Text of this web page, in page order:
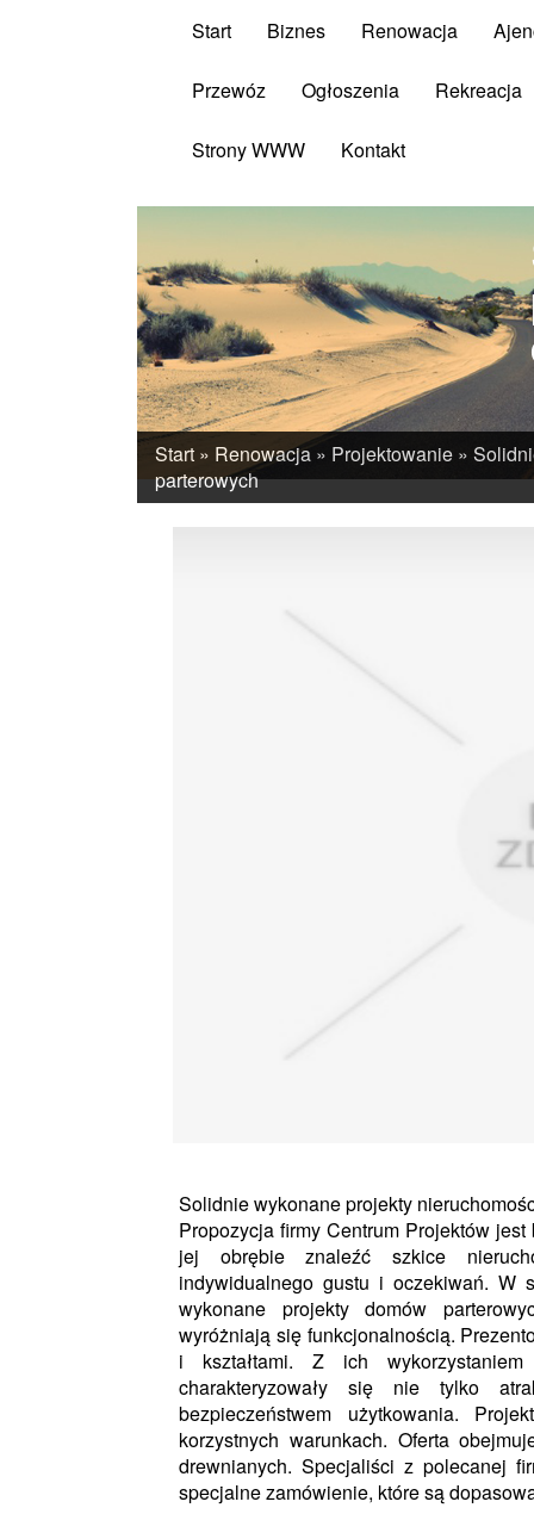
Start Biznes Renowacja
Przewóz Ogłoszenia Rekreacja
Strony WWW Kontakt
Start » Renowacja » Projektowanie »
parterowych
Solidnie wykonane projekty
Propozycja firmy Centrum Projektów
jej obrębie znaleźć szkice
indywidualnego gustu i oczekiwań. W
wykonane projekty domów
wyróżniają się funkcjonalnością.
i kształtami. Z ich
charakteryzowały się nie tylko
bezpieczeństwem użytkowania.
korzystnych warunkach. Oferta
drewnianych. Specjaliści z polecanej
specjalne zamówienie, które są